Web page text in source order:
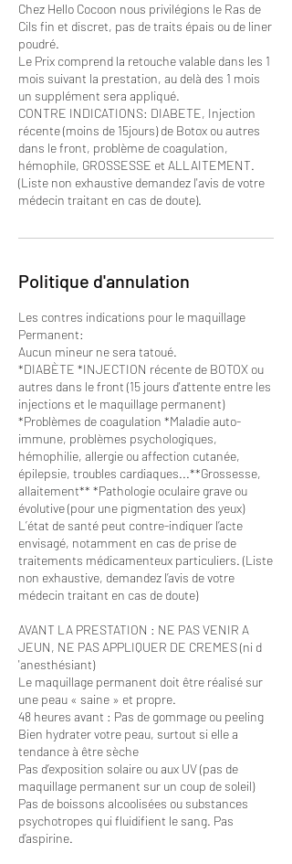
Chez Hello Cocoon nous privilégions le Ras de
Cils fin et discret, pas de traits épais ou de liner
poudré.
Le Prix comprend la retouche valable dans les 1
mois suivant la prestation, au delà des 1 mois
un supplément sera appliqué.
CONTRE INDICATIONS: DIABETE, Injection
récente (moins de 15jours) de Botox ou autres
dans le front, problème de coagulation,
hémophile, GROSSESSE et ALLAITEMENT.
(Liste non exhaustive demandez l'avis de votre
médecin traitant en cas de doute).
Politique d'annulation
Les contres indications pour le maquillage
Permanent:
Aucun mineur ne sera tatoué.
*DIABÈTE *INJECTION récente de BOTOX ou
autres dans le front (15 jours d'attente entre les
injections et le maquillage permanent)
*Problèmes de coagulation *Maladie auto-
immune, problèmes psychologiques,
hémophilie, allergie ou affection cutanée,
épilepsie, troubles cardiaques...**Grossesse,
allaitement** *Pathologie oculaire grave ou
évolutive (pour une pigmentation des yeux)
L’état de santé peut contre-indiquer l’acte
envisagé, notamment en cas de prise de
traitements médicamenteux particuliers. (Liste
non exhaustive, demandez l’avis de votre
médecin traitant en cas de doute)
AVANT LA PRESTATION : NE PAS VENIR A
JEUN, NE PAS APPLIQUER DE CREMES (ni d
'anesthésiant)
Le maquillage permanent doit être réalisé sur
une peau « saine » et propre.
48 heures avant : Pas de gommage ou peeling
Bien hydrater votre peau, surtout si elle a
tendance à être sèche
Pas d’exposition solaire ou aux UV (pas de
maquillage permanent sur un coup de soleil)
Pas de boissons alcoolisées ou substances
psychotropes qui fluidifient le sang. Pas
d’aspirine.